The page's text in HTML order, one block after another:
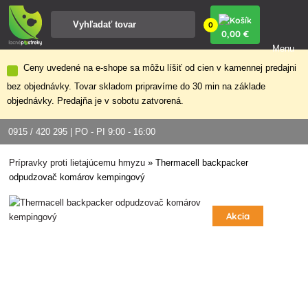
Ceny uvedené na e-shope sa môžu líšiť od cien v kamennej predajni
bez objednávky. Tovar skladom pripravíme do 30 min na základe
objednávky. Predajňa je v sobotu zatvorená.
0915 / 420 295 | PO - PI 9:00 - 16:00
0
0,00 €
Menu
Prípravky proti lietajúcemu hmyzu »Thermacell backpacker
odpudzovač komárov kempingový
Akcia